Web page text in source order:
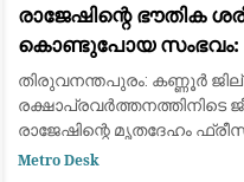
പ്രിയദർശിന
രാജേഷിന്റെ ഭൗതിക
കൊണ്ടുപോയ
തഹസിൽദാറിനെ
നിർദ്ദേശം
തിരുവനന്തപുരം: കണ്ണൂർ
രക്ഷാപ്രവർത്തനത്തിനിടെ
രാജേഷിന്റെ മൃതദേഹം
സൗകര്യമില്ലാതെ
Metro Desk